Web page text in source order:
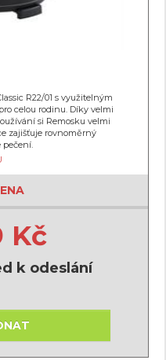
R22/01 s využitelným
celou rodinu. Díky velmi
si Remosku velmi
zajišťuje rovnoměrný
pečení.
Kč
k odeslání